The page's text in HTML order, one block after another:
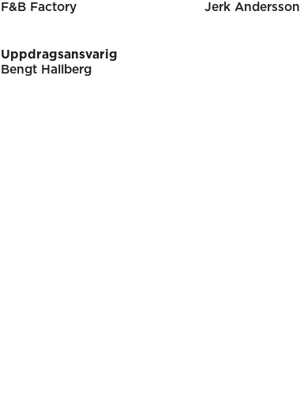
F&B Factory
Jerk Andersson
Uppdragsansvarig
Bengt Hallberg